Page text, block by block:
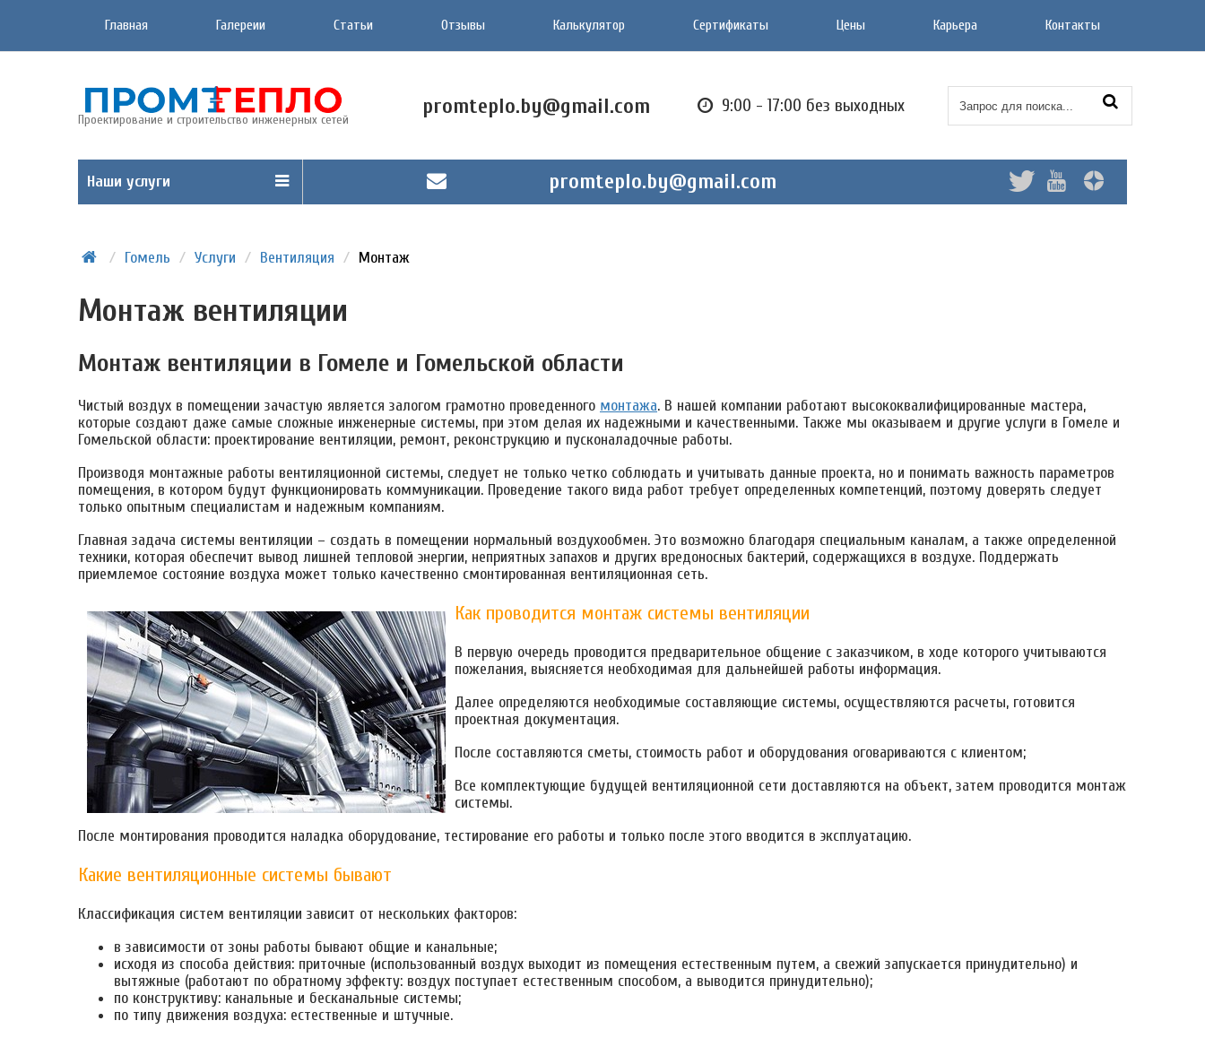
Главная Галереии Статьи Отзывы Калькулятор Сертификаты Цены Карьера Контакты
Проектирование и строительство инженерных сетей
promteplo.by@gmail.com 9:00 - 17:00 без выходных
Наши услуги promteplo.by@gmail.com
/ Гомель / Услуги / Вентиляция / Монтаж
Монтаж вентиляции
Монтаж вентиляции в Гомеле и Гомельской области
Чистый воздух в помещении зачастую является залогом грамотно проведенного монтажа. В нашей компании работают высококвалифицированные мастера,
которые создают даже самые сложные инженерные системы, при этом делая их надежными и качественными. Также мы оказываем и другие услуги в Гомеле и
Гомельской области: проектирование вентиляции, ремонт, реконструкцию и пусконаладочные работы.
Производя монтажные работы вентиляционной системы, следует не только четко соблюдать и учитывать данные проекта, но и понимать важность параметров
помещения, в котором будут функционировать коммуникации. Проведение такого вида работ требует определенных компетенций, поэтому доверять следует
только опытным специалистам и надежным компаниям.
Главная задача системы вентиляции – создать в помещении нормальный воздухообмен. Это возможно благодаря специальным каналам, а также определенной
техники, которая обеспечит вывод лишней тепловой энергии, неприятных запахов и других вредоносных бактерий, содержащихся в воздухе. Поддержать
приемлемое состояние воздуха может только качественно смонтированная вентиляционная сеть.
Как проводится монтаж системы вентиляции
В первую очередь проводится предварительное общение с заказчиком, в ходе которого учитываются
пожелания, выясняется необходимая для дальнейшей работы информация.
Далее определяются необходимые составляющие системы, осуществляются расчеты, готовится
проектная документация.
После составляются сметы, стоимость работ и оборудования оговариваются с клиентом;
Все комплектующие будущей вентиляционной сети доставляются на объект, затем проводится монтаж
системы.
После монтирования проводится наладка оборудование, тестирование его работы и только после этого вводится в эксплуатацию.
Какие вентиляционные системы бывают
Классификация систем вентиляции зависит от нескольких факторов:
в зависимости от зоны работы бывают общие и канальные;
исходя из способа действия: приточные (использованный воздух выходит из помещения естественным путем, а свежий запускается принудительно) и
вытяжные (работают по обратному эффекту: воздух поступает естественным способом, а выводится принудительно);
по конструктиву: канальные и бесканальные системы;
по типу движения воздуха: естественные и штучные.